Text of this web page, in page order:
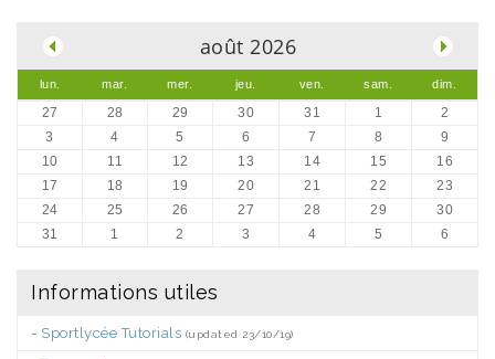
août 2026
lun. mar. mer. jeu. ven. sam. dim.
27 28 29 30 31 1
2
3
4 5 6 7 8
9
10
11 12 13 14 15
16
17
18 19 20 21 22
23
24
25 26 27 28 29
30
31
1 2 3 4 5 6
Informations utiles
- Sportlycée Tutorials (updated 23/10/19)